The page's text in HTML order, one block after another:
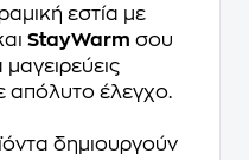
εστία με
StayWarm σου
απόλυτο έλεγχο.
δημιουργούν